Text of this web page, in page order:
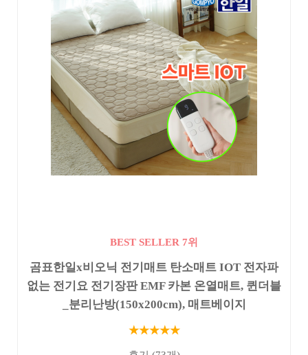
BEST SELLER 7위
곰표한일x비오닉 전기매트 탄소매트 IOT 전자파
없는 전기요 전기장판 EMF 카본 온열매트, 퀸더블
_분리난방(150x200cm), 매트베이지
★★★★★